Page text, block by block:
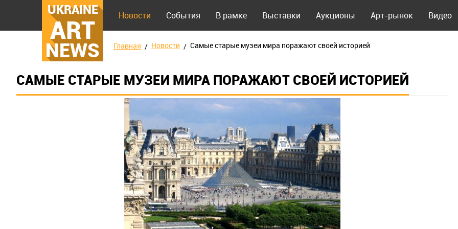
UKRAINE
ART
NEWS
Новости События В рамке Выставки Аукционы Арт-рынок Видео
Главная Новости Самые старые музеи мира поражают своей историей
САМЫЕ СТАРЫЕ МУЗЕИ МИРА ПОРАЖАЮТ СВОЕЙ ИСТОРИЕЙ